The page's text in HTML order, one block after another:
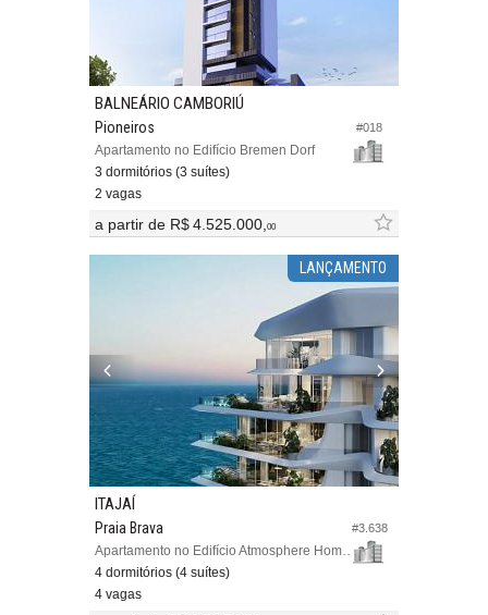
#018
BALNEÁRIO CAMBORIÚ
Pioneiros
Apartamento no Edifício Bremen Dorf
3 dormitórios (3 suítes)
2 vagas
a partir de R$ 4.525.000,00
LANÇAMENTO
#3.638
ITAJAÍ
Praia Brava
Apartamento no Edifício Atmosphere Home Spa
4 dormitórios (4 suítes)
4 vagas